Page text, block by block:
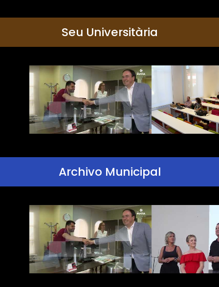
Seu Universitària
Archivo Municipal